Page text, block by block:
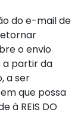
do e-mail de
o envio
a partir da
a ser
que possa
à REIS DO